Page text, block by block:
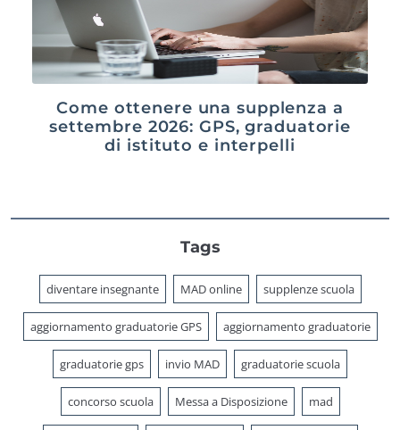
Come ottenere una supplenza a
settembre 2026: GPS, graduatorie
di istituto e interpelli
Tags
diventare insegnante MAD online supplenze scuola
aggiornamento graduatorie GPS aggiornamento graduatorie
graduatorie gps invio MAD graduatorie scuola
concorso scuola Messa a Disposizione mad